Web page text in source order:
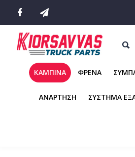
ΚΑΜΠΙΝΑ ΦΡΕΝΑ
ΑΝΑΡΤΗΣΗ ΣΥΣΤΗΜΑ